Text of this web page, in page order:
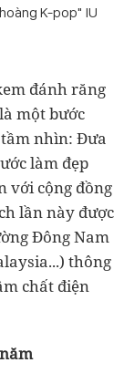
K-pop" IU
đánh răng
một bước
nhìn: Đưa
làm đẹp
với cộng đồng
lần này được
Đông Nam
thông
chất điện